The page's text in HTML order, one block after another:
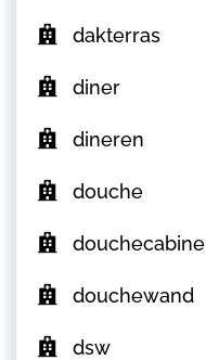
dakterras
diner
dineren
douche
douchecabine
douchewand
dsw